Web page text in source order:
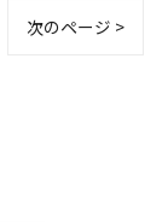
次のページ >